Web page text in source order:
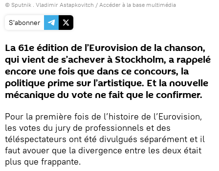
© Sputnik . Vladimir Astapkovitch / Accéder à la base multimédia
S'abonner
La 61e édition de l’Eurovision de la chanson,
qui vient de s’achever à Stockholm, a rappelé
encore une fois que dans ce concours, la
politique prime sur l’artistique. Et la nouvelle
mécanique du vote ne fait que le confirmer.
Pour la première fois de l’histoire de l’Eurovision,
les votes du jury de professionnels et des
téléspectateurs ont été divulgués séparément et il
faut avouer que la divergence entre les deux était
plus que frappante.